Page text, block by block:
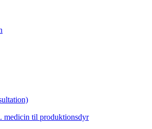
medicin til produktionsdyr